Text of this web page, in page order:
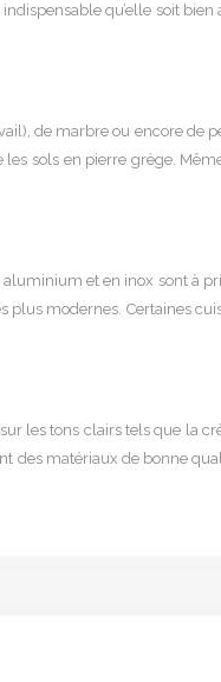
qu’elle soit
de marbre ou encore de
les sols en pierre grège.
et en inox sont à
modernes. Certaines
les tons clairs tels que la
des matériaux de bonne